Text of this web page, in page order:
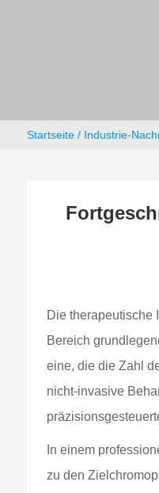
Startseite/ Industrie-
Die therapeutische
Bereich
eine, die die Zahl
nicht-invasive
In einem
zu den